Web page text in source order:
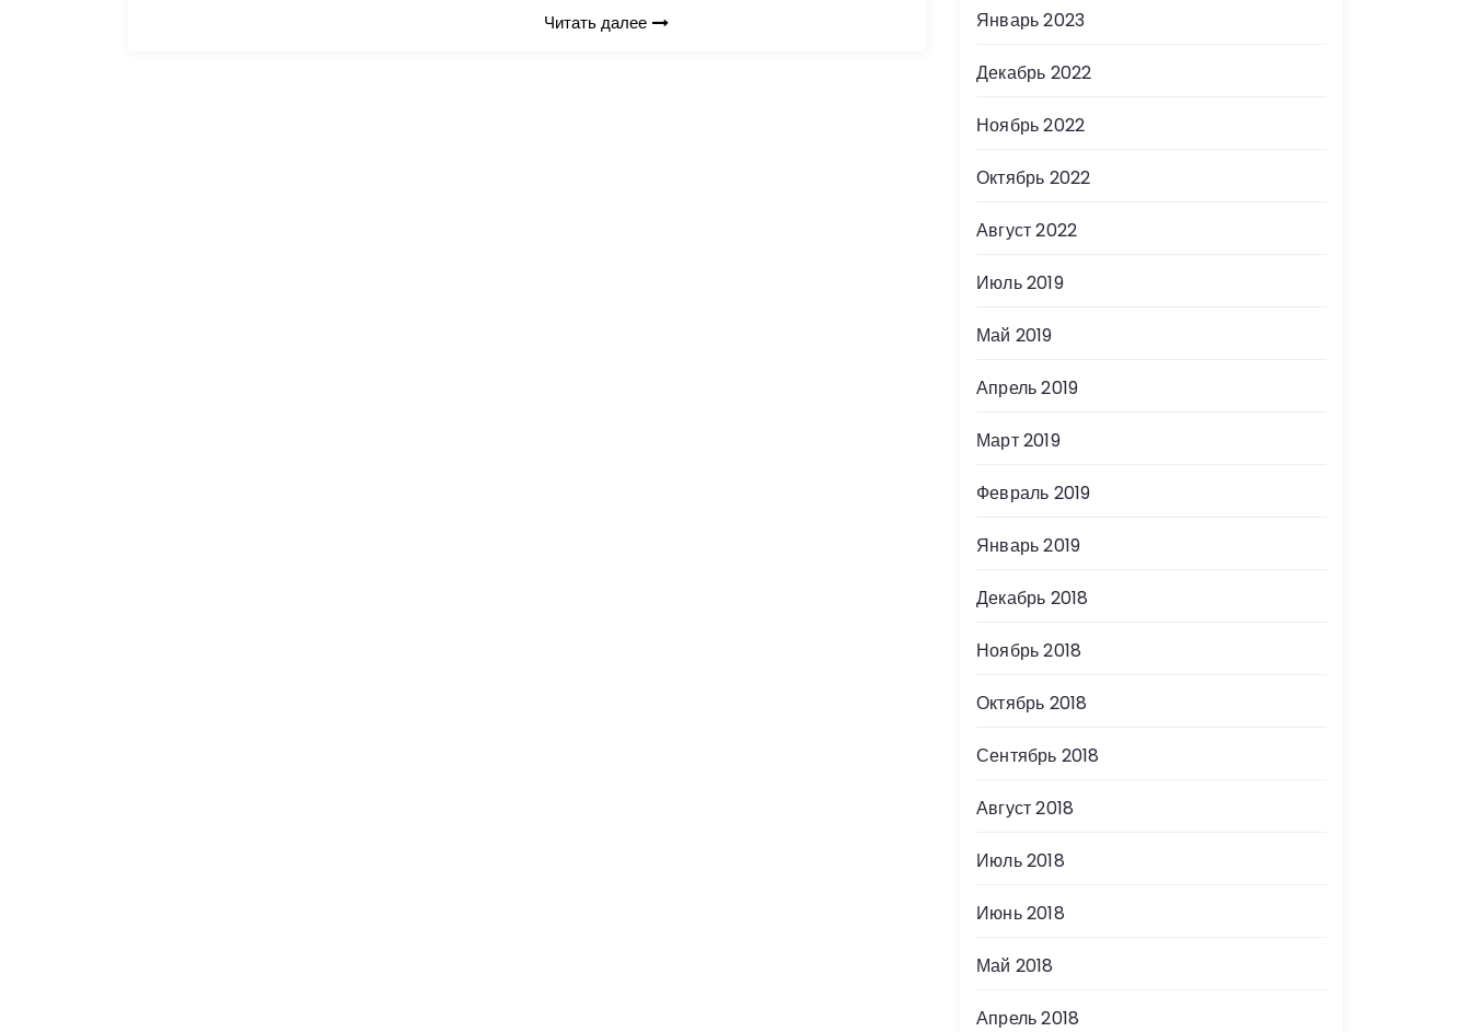
Читать далее
Январь 2023
Декабрь 2022
Ноябрь 2022
Октябрь 2022
Август 2022
Июль 2019
Май 2019
Апрель 2019
Март 2019
Февраль 2019
Январь 2019
Декабрь 2018
Ноябрь 2018
Октябрь 2018
Сентябрь 2018
Август 2018
Июль 2018
Июнь 2018
Май 2018
Апрель 2018